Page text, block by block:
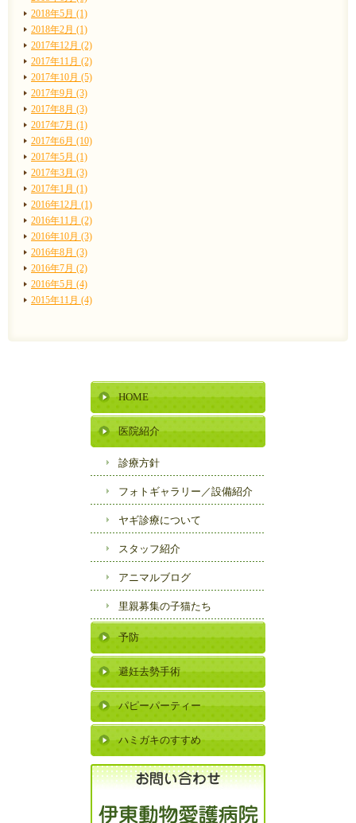
2018年5月 (1)
2018年2月 (1)
2017年12月 (2)
2017年11月 (2)
2017年10月 (5)
2017年9月 (3)
2017年8月 (3)
2017年7月 (1)
2017年6月 (10)
2017年5月 (1)
2017年3月 (3)
2017年1月 (1)
2016年12月 (1)
2016年11月 (2)
2016年10月 (3)
2016年8月 (3)
2016年7月 (2)
2016年5月 (4)
2015年11月 (4)
HOME
医院紹介
診療方針
フォトギャラリー／設備紹介
ヤギ診療について
スタッフ紹介
アニマルブログ
里親募集の子猫たち
予防
避妊去勢手術
パピーパーティー
ハミガキのすすめ